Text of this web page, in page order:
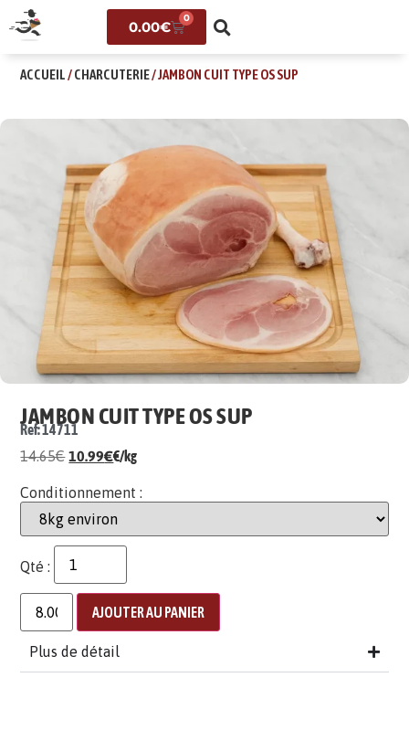
0.00€
0
ACCUEIL/CHARCUTERIE/ JAMBON CUIT TYPE OS SUP
JAMBON CUIT TYPE OS SUP
Ref: 14711
14.65€ 10.99€€/kg
Conditionnement :
Qté :
AJOUTER AU PANIER
Plus de détail